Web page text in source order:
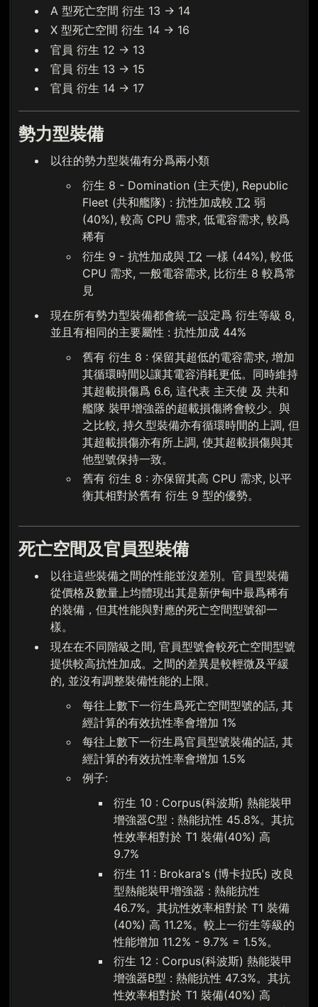
A 型死亡空間 衍生 13 → 14
X 型死亡空間 衍生 14 → 16
官員 衍生 12 → 13
官員 衍生 13 → 15
官員 衍生 14 → 17
勢力型裝備
以往的勢力型裝備有分爲兩小類
衍生 8 - Domination (主天使), Republic
Fleet (共和艦隊) : 抗性加成較 T2 弱
(40%), 較高 CPU 需求, 低電容需求, 較爲
稀有
衍生 9 - 抗性加成與 T2 一樣 (44%), 較低
CPU 需求, 一般電容需求, 比衍生 8 較爲常
見
現在所有勢力型裝備都會統一設定爲 衍生等級 8,
並且有相同的主要屬性 : 抗性加成 44%
舊有 衍生 8 : 保留其超低的電容需求, 增加
其循環時間以讓其電容消耗更低。同時維持
其超載損傷爲 6.6, 這代表 主天使 及 共和
艦隊 裝甲增強器的超載損傷將會較少。與
之比較, 持久型裝備亦有循環時間的上調, 但
其超載損傷亦有所上調, 使其超載損傷與其
他型號保持一致。
舊有 衍生 8 : 亦保留其高 CPU 需求, 以平
衡其相對於舊有 衍生 9 型的優勢。
死亡空間及官員型裝備
以往這些裝備之間的性能並沒差別。官員型裝備
從價格及數量上均體現出其是新伊甸中最爲稀有
的裝備，但其性能與對應的死亡空間型號卻一
樣。
現在在不同階級之間, 官員型號會較死亡空間型號
提供較高抗性加成。之間的差異是較輕微及平緩
的, 並沒有調整裝備性能的上限。
每往上數下一衍生爲死亡空間型號的話, 其
經計算的有效抗性率會增加 1%
每往上數下一衍生爲官員型號裝備的話, 其
經計算的有效抗性率會增加 1.5%
例子:
衍生 10 : Corpus(科波斯) 熱能裝甲
增強器C型 : 熱能抗性 45.8%。其抗
性效率相對於 T1 裝備(40%) 高
9.7%
衍生 11 : Brokara's (博卡拉氏) 改良
型熱能裝甲增強器 : 熱能抗性
46.7%。其抗性效率相對於 T1 裝備
(40%) 高 11.2%。較上一衍生等級的
性能增加 11.2% - 9.7% = 1.5%。
衍生 12 : Corpus(科波斯) 熱能裝甲
增強器B型 : 熱能抗性 47.3%。其抗
性效率相對於 T1 裝備(40%) 高